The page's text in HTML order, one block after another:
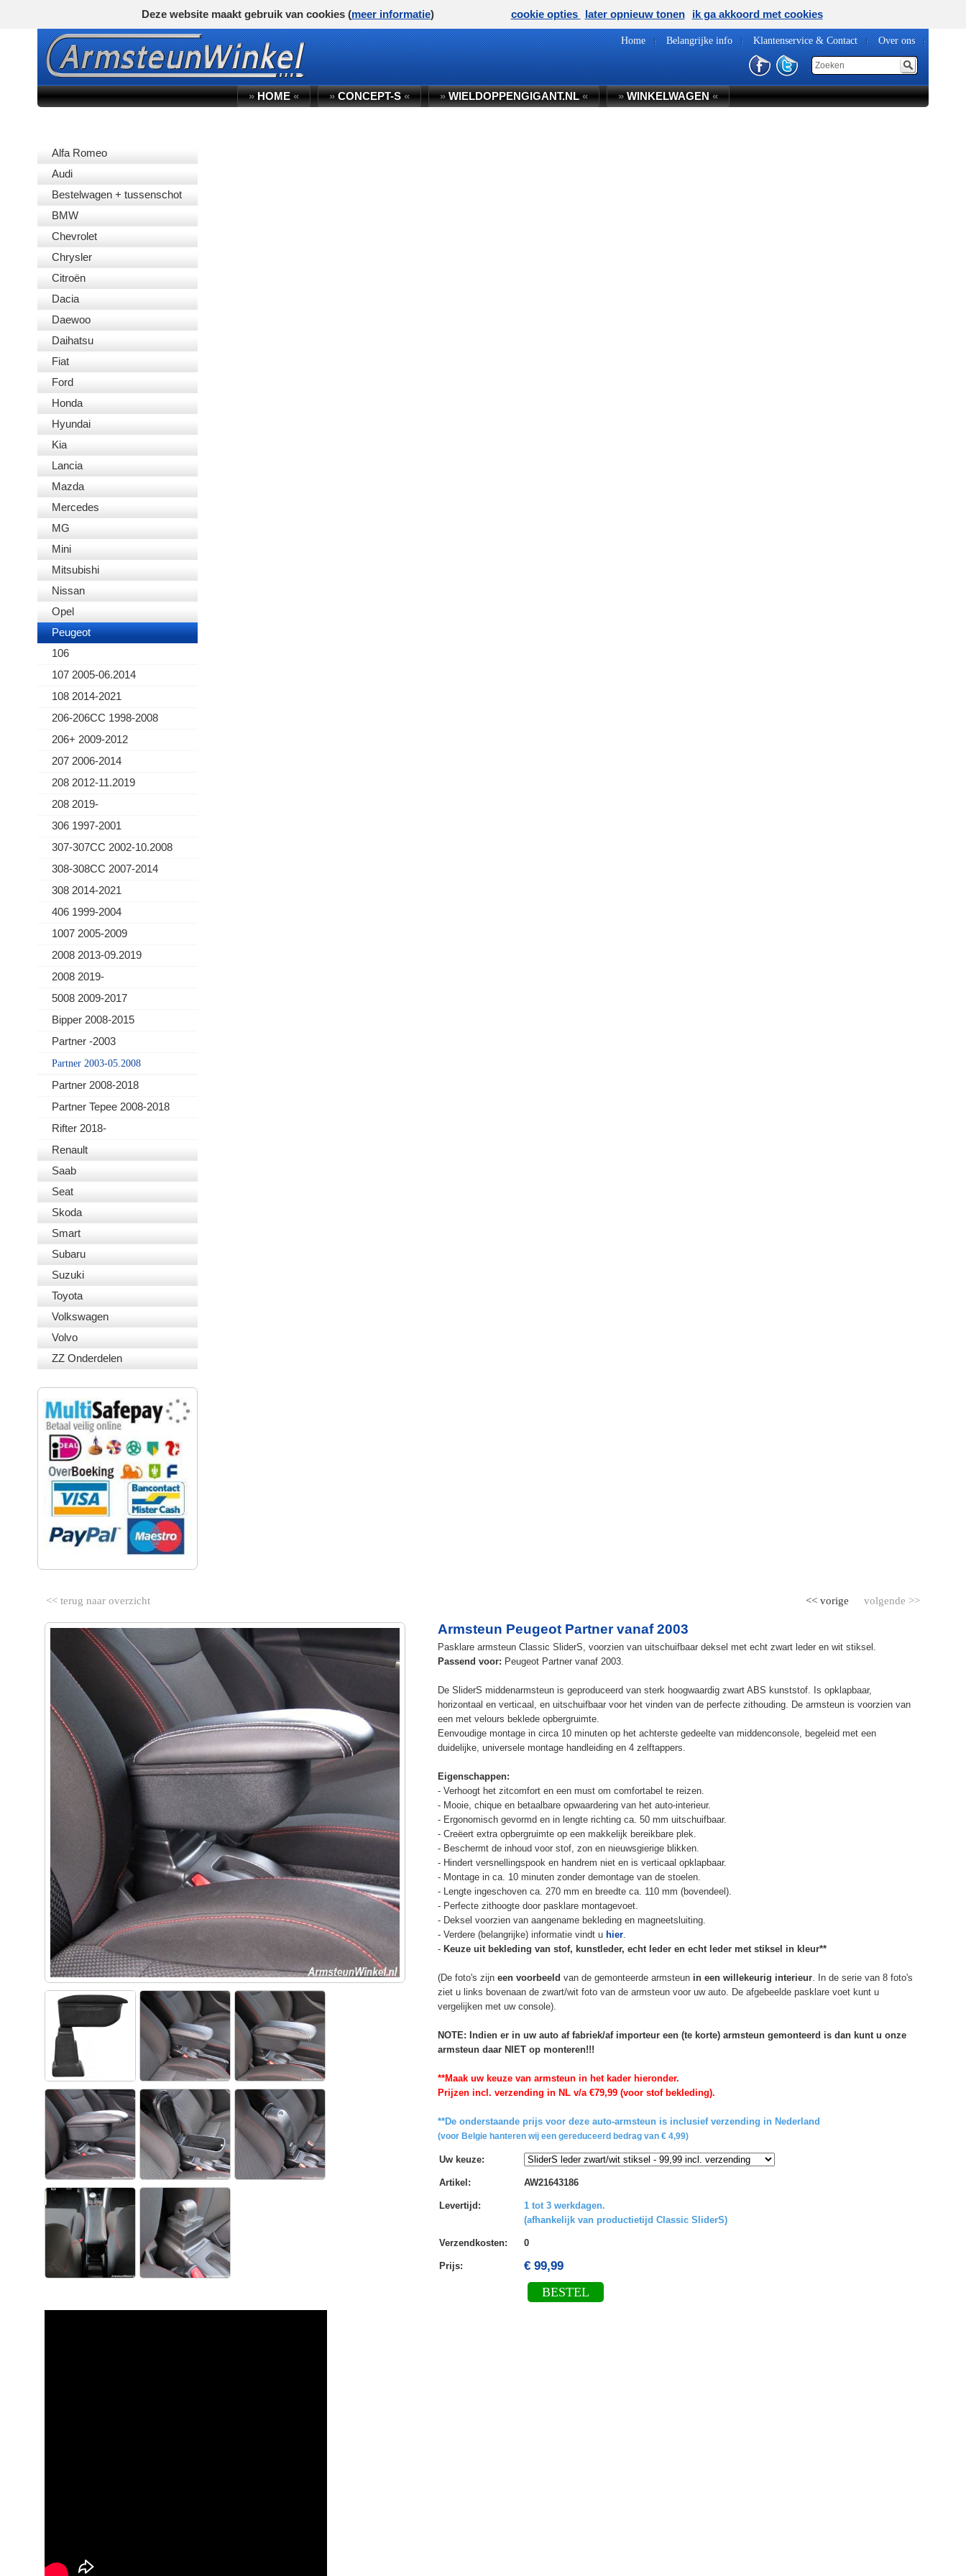
Home Belangrijke info Klantenservice & Contact Over ons
»HOME« »CONCEPT-S« »WIELDOPPENGIGANT.NL« »WINKELWAGEN«
Alfa Romeo
Audi
Bestelwagen + tussenschot
BMW
Chevrolet
Chrysler
Citroën
Dacia
Daewoo
Daihatsu
Fiat
Ford
Honda
Hyundai
Kia
Lancia
Mazda
Mercedes
MG
Mini
Mitsubishi
Nissan
Opel
Peugeot
106
107 2005-06.2014
108 2014-2021
206-206CC 1998-2008
206+ 2009-2012
207 2006-2014
208 2012-11.2019
208 2019-
306 1997-2001
307-307CC 2002-10.2008
308-308CC 2007-2014
308 2014-2021
406 1999-2004
1007 2005-2009
2008 2013-09.2019
2008 2019-
5008 2009-2017
Bipper 2008-2015
Partner -2003
Partner 2003-05.2008
Partner 2008-2018
Partner Tepee 2008-2018
Rifter 2018-
Renault
Saab
Seat
Skoda
Smart
Subaru
Suzuki
Toyota
Volkswagen
Volvo
ZZ Onderdelen
<< terug naar overzicht volgende >>
<< vorige
Armsteun Peugeot Partner vanaf 2003
Pasklare armsteun Classic SliderS, voorzien van uitschuifbaar deksel met echt zwart leder en wit stiksel.
Passend voor: Peugeot Partner vanaf 2003.
De SliderS middenarmsteun is geproduceerd van sterk hoogwaardig zwart ABS kunststof. Is opklapbaar,
horizontaal en verticaal, en uitschuifbaar voor het vinden van de perfecte zithouding. De armsteun is voorzien van
een met velours beklede opbergruimte.
Eenvoudige montage in circa 10 minuten op het achterste gedeelte van middenconsole, begeleid met een
duidelijke, universele montage handleiding en 4 zelftappers.
Eigenschappen:
- Verhoogt het zitcomfort en een must om comfortabel te reizen.
- Mooie, chique en betaalbare opwaardering van het auto-interieur.
- Ergonomisch gevormd en in lengte richting ca. 50 mm uitschuifbaar.
- Creëert extra opbergruimte op een makkelijk bereikbare plek.
- Beschermt de inhoud voor stof, zon en nieuwsgierige blikken.
- Hindert versnellingspook en handrem niet en is verticaal opklapbaar.
- Montage in ca. 10 minuten zonder demontage van de stoelen.
- Lengte ingeschoven ca. 270 mm en breedte ca. 110 mm (bovendeel).
- Perfecte zithoogte door pasklare montagevoet.
- Deksel voorzien van aangename bekleding en magneetsluiting.
- Verdere (belangrijke) informatie vindt u hier.
- Keuze uit bekleding van stof, kunstleder, echt leder en echt leder met stiksel in kleur**
(De foto's zijn een voorbeeld van de gemonteerde armsteun in een willekeurig interieur. In de serie van 8 foto's
ziet u links bovenaan de zwart/wit foto van de armsteun voor uw auto. De afgebeelde pasklare voet kunt u
vergelijken met uw console).
NOTE: Indien er in uw auto af fabriek/af importeur een (te korte) armsteun gemonteerd is dan kunt u onze
armsteun daar NIET op monteren!!!
**Maak uw keuze van armsteun in het kader hieronder.
Prijzen incl. verzending in NL v/a €79,99 (voor stof bekleding).
**De onderstaande prijs voor deze auto-armsteun is inclusief verzending in Nederland
(voor Belgie hanteren wij een gereduceerd bedrag van € 4,99)
Uw keuze:
Artikel : AW21643186
Levertijd :
1 tot 3 werkdagen.
(afhankelijk van productietijd Classic SliderS)
Verzendkosten: 0
Prijs: € 99,99
BESTEL
Deze website maakt gebruik van cookies (meer informatie) cookie opties later opnieuw tonen ik ga akkoord met cookies